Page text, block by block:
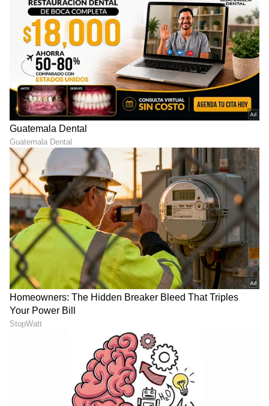
ನಟನೆಗೆ ಮಾತ್ರವಲ್ಲ, ಡಾನ್ಸ್​ನಲ್ಲೂ
ಮುಂದು Amruthadhaare
ಭೂಮಿಕಾ: ಮೋರಿನಿಯಾಗಿ
ಮನಗೆದ್ದ ಛಾಯಾ ಸಿಂಗ್​
Fathers Day Movie: ಕನ್ನಡದ
ಮೊದಲ ಬೈಕರ್‌ ಸಿನಿಮಾದಲ್ಲಿ
'ಶ್ರೀರಸ್ತು ಶುಭಮಸ್ತು' ಧಾರಾವಾಹಿ
ನಟ ಅಜಿತ್‌ ಹಂದೆ!
LATEST VIDEOS
"ರಾಜಕೀಯ ಬೇಡ, ಸಿನಿಮಾನೇ ಪ್ರಾಣ":
ಕನಕೋತ್ಸವದಲ್ಲಿ ರಿಷಬ್ ಶೆಟ್ಟಿ | Rishab
Shetty speech | Suvarna News
ಶೇ.50 ರಿಂದ ಶೇ.18 ಕ್ಕೆ TAX ಇಳಿಕೆ: ಮೋದಿ-
ಟ್ರಂಪ್ ಐತಿಹಾಸಿಕ ಒಪ್ಪಂದ | India US
Trade Deal | Party Rounds